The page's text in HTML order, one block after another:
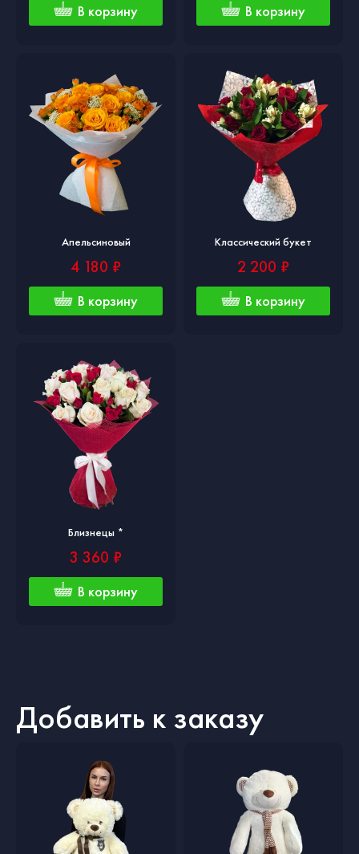
В корзину В корзину
Апельсиновый
4 180 ₽
В корзину
Классический букет
2 200 ₽
В корзину
Близнецы *
3 360 ₽
В корзину
Добавить к заказу